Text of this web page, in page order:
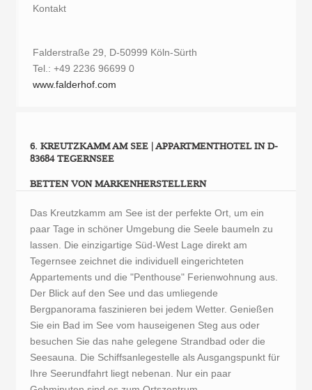
Kontakt
Falderstraße 29, D-50999 Köln-Sürth
Tel.: +49 2236 96699 0
www.falderhof.com
6. KREUTZKAMM AM SEE | APPARTMENTHOTEL IN D-
83684 TEGERNSEE
BETTEN VON MARKENHERSTELLERN
Das Kreutzkamm am See ist der perfekte Ort, um ein
paar Tage in schöner Umgebung die Seele baumeln zu
lassen. Die einzigartige Süd-West Lage direkt am
Tegernsee zeichnet die individuell eingerichteten
Appartements und die "Penthouse" Ferienwohnung aus.
Der Blick auf den See und das umliegende
Bergpanorama faszinieren bei jedem Wetter. Genießen
Sie ein Bad im See vom hauseigenen Steg aus oder
besuchen Sie das nahe gelegene Strandbad oder die
Seesauna. Die Schiffsanlegestelle als Ausgangspunkt für
Ihre Seerundfahrt liegt nebenan. Nur ein paar